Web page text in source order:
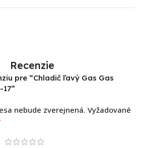
Recenzie
pre “Chladič ľavý Gas Gas
nebude zverejnená. Vyžadované